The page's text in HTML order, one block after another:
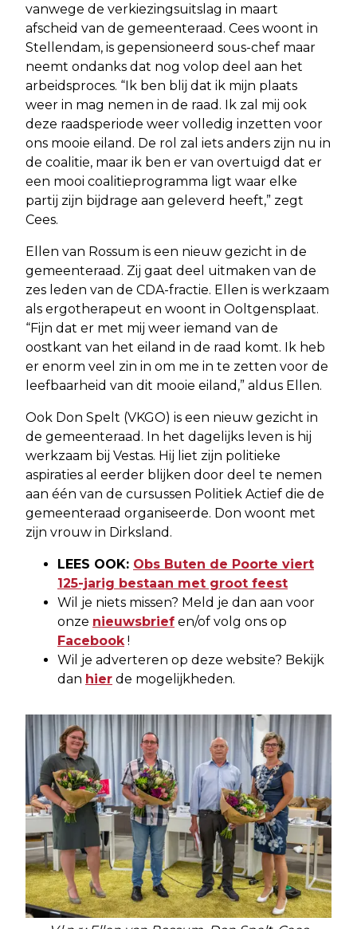
vanwege de verkiezingsuitslag in maart
afscheid van de gemeenteraad. Cees woont in
Stellendam, is gepensioneerd sous-chef maar
neemt ondanks dat nog volop deel aan het
arbeidsproces. “Ik ben blij dat ik mijn plaats
weer in mag nemen in de raad. Ik zal mij ook
deze raadsperiode weer volledig inzetten voor
ons mooie eiland. De rol zal iets anders zijn nu in
de coalitie, maar ik ben er van overtuigd dat er
een mooi coalitieprogramma ligt waar elke
partij zijn bijdrage aan geleverd heeft,” zegt
Cees.
Ellen van Rossum is een nieuw gezicht in de
gemeenteraad. Zij gaat deel uitmaken van de
zes leden van de CDA-fractie. Ellen is werkzaam
als ergotherapeut en woont in Ooltgensplaat.
“Fijn dat er met mij weer iemand van de
oostkant van het eiland in de raad komt. Ik heb
er enorm veel zin in om me in te zetten voor de
leefbaarheid van dit mooie eiland,” aldus Ellen.
Ook Don Spelt (VKGO) is een nieuw gezicht in
de gemeenteraad. In het dagelijks leven is hij
werkzaam bij Vestas. Hij liet zijn politieke
aspiraties al eerder blijken door deel te nemen
aan één van de cursussen Politiek Actief die de
gemeenteraad organiseerde. Don woont met
zijn vrouw in Dirksland.
LEES OOK: Obs Buten de Poorte viert
125-jarig bestaan met groot feest
Wil je niets missen? Meld je dan aan voor
onze nieuwsbrief en/of volg ons op
Facebook !
Wil je adverteren op deze website? Bekijk
dan hier de mogelijkheden.